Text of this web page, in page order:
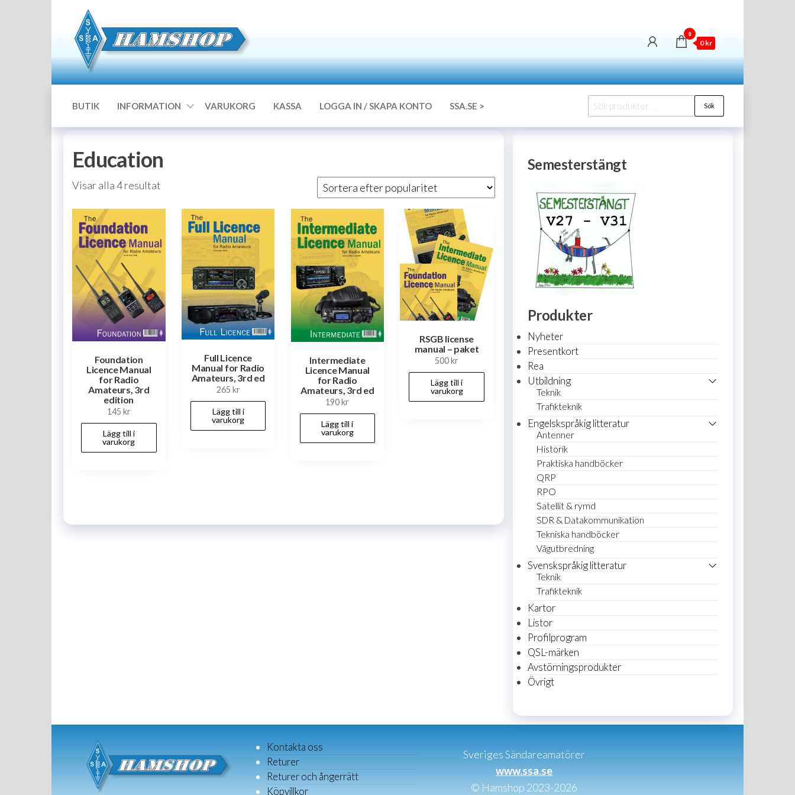
0
0 kr
BUTIK INFORMATION VARUKORG KASSA LOGGA IN / SKAPA KONTO SSA.SE >
Sök
efter:
Sök
Education
Visar alla 4 resultat
popularitet
Foundation
Licence Manual
for Radio
Amateurs, 3rd
edition
145 kr
Lägg till i
varukorg
Full Licence
Manual for Radio
Amateurs, 3rd ed
265 kr
Lägg till i
varukorg
Intermediate
Licence Manual
for Radio
Amateurs, 3rd ed
190kr
Lägg till i
varukorg
RSGB license
manual – paket
500kr
Lägg till i
varukorg
Semesterstängt
Produkter
Nyheter
Presentkort
Rea
Utbildning
Teknik
Trafikteknik
Engelskspråkig litteratur
Antenner
Historik
Praktiska handböcker
QRP
RPO
Satellit & rymd
SDR & Datakommunikation
Tekniska handböcker
Vågutbredning
Svenskspråkig litteratur
Teknik
Trafikteknik
Kartor
Listor
Profilprogram
QSL-märken
Avstörningsprodukter
Övrigt
Kontakta oss
Returer
Returer och ångerrätt
Köpvillkor
Sveriges Sändareamatörer
www.ssa.se
© Hamshop 2023-2026